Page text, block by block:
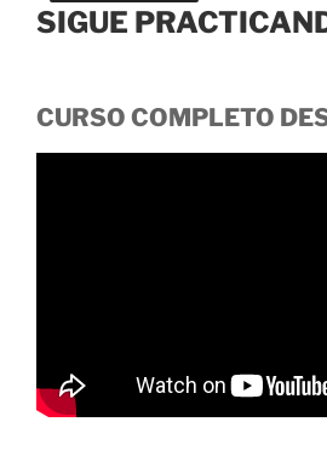
SIGUE
CURSO COMPLETO